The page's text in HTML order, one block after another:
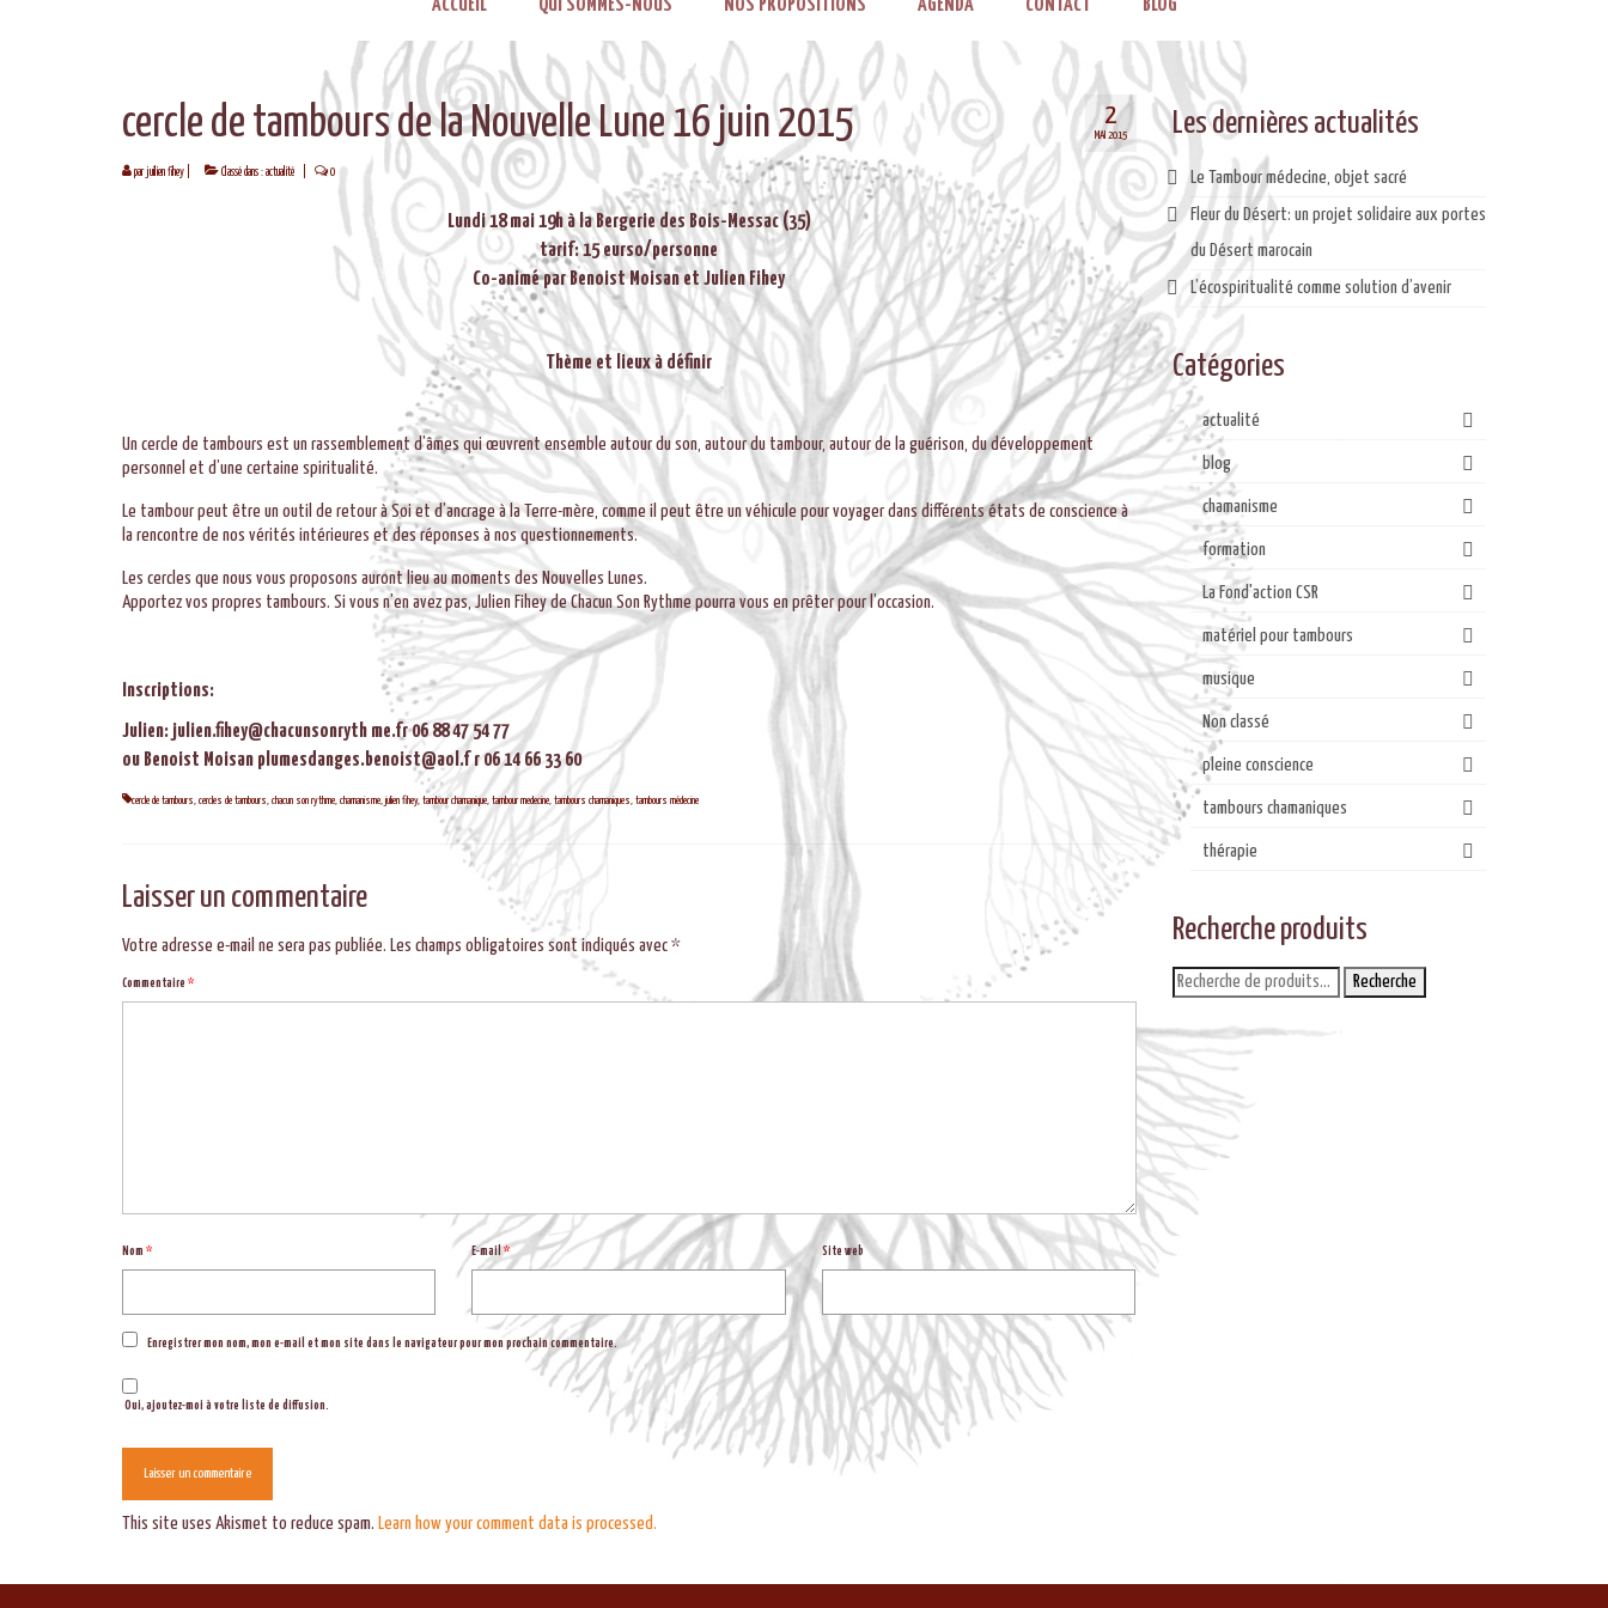
ACCUEIL QUI SOMMES-NOUS NOS PROPOSITIONS AGENDA CONTACT BLOG
2
MAI 2015
cercle de tambours de la Nouvelle Lune 16 juin 2015
par juilien fihey Classé dans : actualité 0
Lundi 18 mai 19h à la Bergerie des Bois-Messac (35)
tarif: 15 eurso/personne
Co-animé par Benoist Moisan et Julien Fihey
Thème et lieux à définir
Un cercle de tambours est un rassemblement d’âmes qui œuvrent ensemble autour du son, autour du tambour, autour de la guérison, du développement
personnel et d’une certaine spiritualité.
Le tambour peut être un outil de retour à Soi et d’ancrage à la Terre-mère, comme il peut être un véhicule pour voyager dans différents états de conscience à
la rencontre de nos vérités intérieures et des réponses à nos questionnements.
Les cercles que nous vous proposons auront lieu au moments des Nouvelles Lunes.
Apportez vos propres tambours. Si vous n’en avez pas, Julien Fihey de Chacun Son Rythme pourra vous en prêter pour l’occasion.
Inscriptions:
Julien: julien.fihey@chacunsonryth me.fr 06 88 47 54 77
ou Benoist Moisan plumesdanges.benoist@aol.f r 06 14 66 33 60
cercle de tambours, cercles de tambours, chacun son rythme, chamanisme, julien fihey, tambour chamanique, tambour medecine, tambours chamaniques, tambours médecine
Laisser un commentaire
Votre adresse e-mail ne sera pas publiée. Les champs obligatoires sont indiqués avec *
Commentaire *
Nom * E-mail* Site web
Enregistrer mon nom, mon e-mail et mon site dans le navigateur pour mon prochain commentaire.
Oui, ajoutez-moi à votre liste de diffusion.
This site uses Akismet to reduce spam. Learn how your comment data is processed.
Les dernières actualités
Le Tambour médecine, objet sacré
Fleur du Désert: un projet solidaire aux portes
du Désert marocain
L’écospiritualité comme solution d’avenir
Catégories
actualité
blog
chamanisme
formation
La Fond'action CSR
matériel pour tambours
musique
Non classé
pleine conscience
tambours chamaniques
thérapie
Recherche produits
Recherche
pour :
Recherche